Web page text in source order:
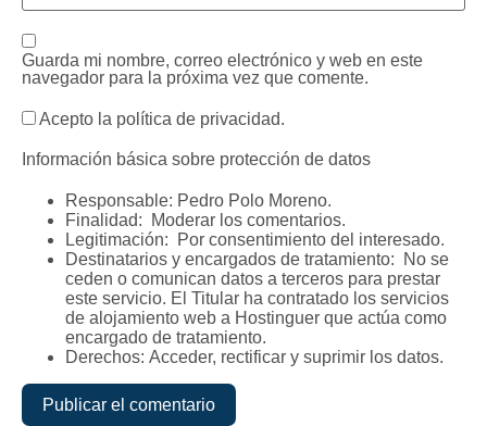
Guarda mi nombre, correo electrónico y web en este
navegador para la próxima vez que comente.
Acepto la política de privacidad.
Información básica sobre protección de datos
Responsable: Pedro Polo Moreno.
Finalidad: Moderar los comentarios.
Legitimación: Por consentimiento del interesado.
Destinatarios y encargados de tratamiento: No se
ceden o comunican datos a terceros para prestar
este servicio. El Titular ha contratado los servicios
de alojamiento web a Hostinguer que actúa como
encargado de tratamiento.
Derechos: Acceder, rectificar y suprimir los datos.